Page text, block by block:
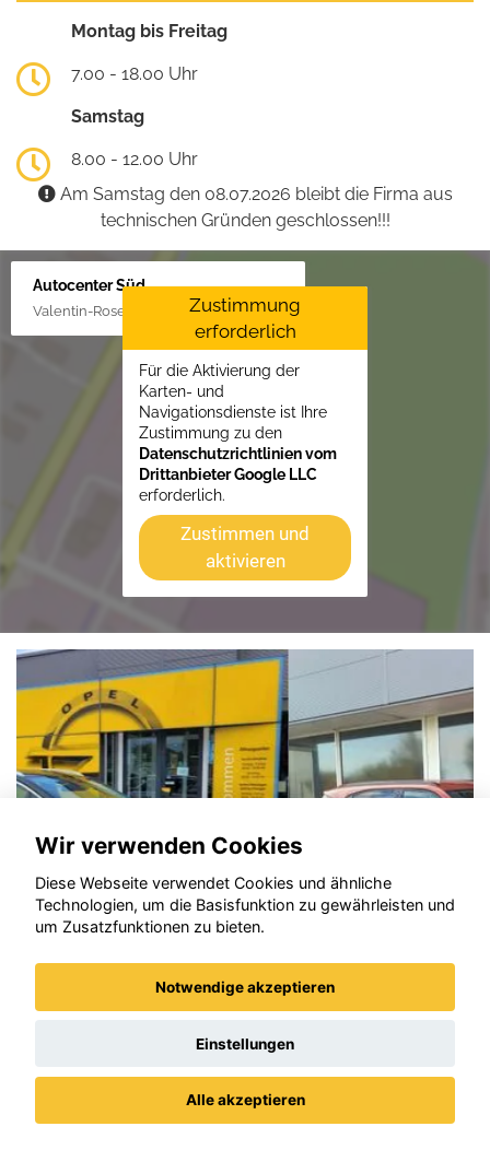
Montag bis Freitag
7.00 - 18.00 Uhr
Samstag
8.00 - 12.00 Uhr
Am Samstag den 08.07.2026 bleibt die Firma aus
technischen Gründen geschlossen!!!
Autocenter Süd
Valentin-Rose-Str. 3, 16816 Neuruppin
Zustimmung
erforderlich
Für die Aktivierung der
Karten- und
Navigationsdienste ist Ihre
Zustimmung zu den
Datenschutzrichtlinien vom
Drittanbieter Google LLC
erforderlich.
Zustimmen und
aktivieren
Opel Frontera
Wir verwenden Cookies
Diese Webseite verwendet Cookies und ähnliche
Technologien, um die Basisfunktion zu gewährleisten und
um Zusatzfunktionen zu bieten.
Notwendige akzeptieren
Einstellungen
Alle akzeptieren